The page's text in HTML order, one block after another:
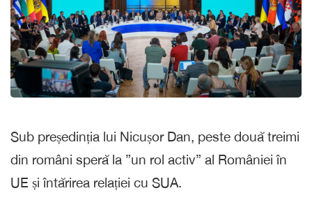
Sub președinția lui Nicușor Dan, peste două treimi
din români speră la ”un rol activ” al României în
UE și întărirea relației cu SUA.